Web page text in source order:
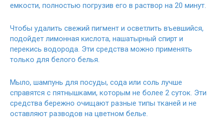
емкости, полностью погрузив его в раствор на 20 минут.
Чтобы удалить свежий пигмент и осветлить въевшийся,
подойдет лимонная кислота, нашатырный спирт и
перекись водорода. Эти средства можно применять
только для белого белья.
Мыло, шампунь для посуды, сода или соль лучше
справятся с пятнышками, которым не более 2 суток. Эти
средства бережно очищают разные типы тканей и не
оставляют разводов на цветном белье.